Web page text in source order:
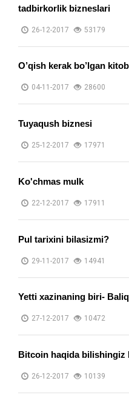
tadbirkorlik bizneslari
26-12-2017 53179
O’qish kerak bo’lgan
04-11-2017 28600
Tuyaqush biznesi
25-12-2017 17971
Ko'chmas mulk
22-12-2017 17911
Pul tarixini bilasizmi?
29-11-2017 14941
Yetti xazinaning biri-
27-12-2017 10472
Bitcoin haqida bilishingiz
26-12-2017 10139